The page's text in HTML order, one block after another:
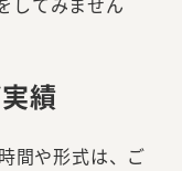
績
間や形式は、ご